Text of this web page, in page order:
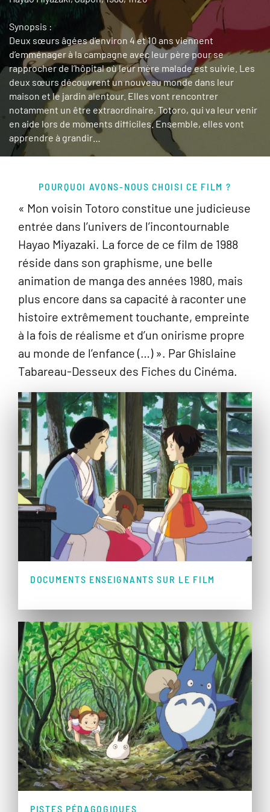
Synopsis :
Deux sœurs âgées d’environ 4 et 10 ans viennent
d’emménager à la campagne avec leur père pour se
rapprocher de l’hôpital où leur mère malade est suivie. Les
deux sœurs découvrent un nouveau monde dans leur
maison et le jardin alentour. Elles vont rencontrer
notamment un être extraordinaire, Totoro, qui va leur venir
en aide lors de moments difficiles. Ensemble, elles vont
apprendre à grandir…
POURQUOI AVONS-NOUS CHOISI CE FILM ?
« Mon voisin Totoro constitue une judicieuse
entrée dans l’univers de l’incontournable
Hayao Miyazaki. La force de ce film de 1988
réside dans son graphisme, une belle
animation de manga des années 1980, mais
plus encore dans sa capacité à raconter une
histoire extrêmement touchante, empreinte
à la fois de réalisme et d’un onirisme propre
au monde de l’enfance (…) ». Par Ghislaine
Tabareau-Desseux des Fiches du Cinéma.
DOCUMENTS ENSEIGNANTS SUR LE FILM
PISTES PÉDAGOGIQUES